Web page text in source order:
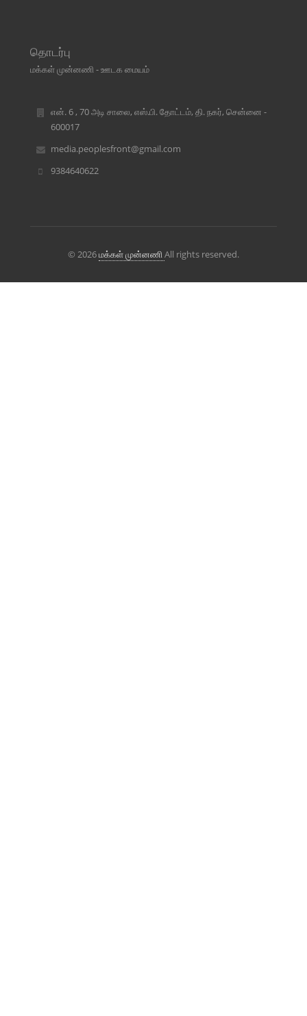
தொடர்பு
மக்கள் முன்னணி - ஊடக மையம்
என். 6 , 70 அடி சாலை, எஸ்.பி. தோட்டம், தி. நகர், சென்னை -
600017
media.peoplesfront@gmail.com
9384640622
© 2026மக்கள் முன்னணிAll rights reserved.